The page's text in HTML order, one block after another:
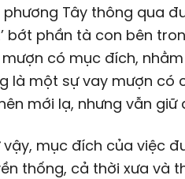
phương Tây thông qua
bớt phần tà con bên
có mục đích,
là một sự vay mượn có
mới lạ, nhưng vẫn giữ
vậy, mục đích của việc
thống, cả thời xưa và